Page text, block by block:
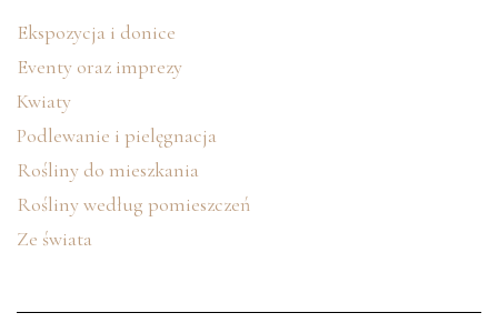
Ekspozycja i donice
Eventy oraz imprezy
Kwiaty
Podlewanie i pielęgnacja
Rośliny do mieszkania
Rośliny według pomieszczeń
Ze świata